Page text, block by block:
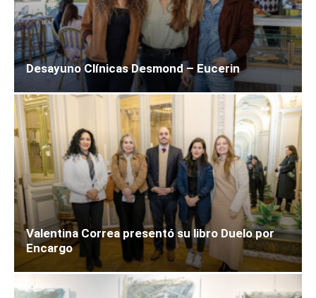
Desayuno Clínicas Desmond – Eucerin
Valentina Correa presentó su libro Duelo por
Encargo